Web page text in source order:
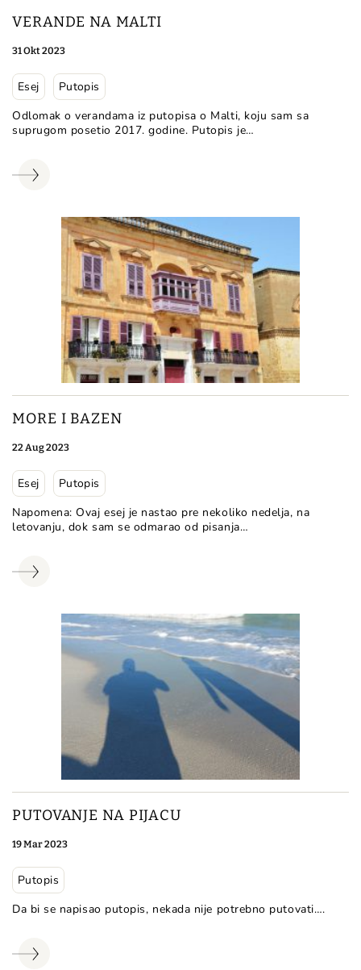
VERANDE NA MALTI
31 Okt 2023
Esej
Putopis
Odlomak o verandama iz putopisa o Malti, koju sam sa
suprugom posetio 2017. godine. Putopis je…
MORE I BAZEN
22 Aug 2023
Esej
Putopis
Napomena: Ovaj esej je nastao pre nekoliko nedelja, na
letovanju, dok sam se odmarao od pisanja…
PUTOVANJE NA PIJACU
19 Mar 2023
Putopis
Da bi se napisao putopis, nekada nije potrebno putovati….